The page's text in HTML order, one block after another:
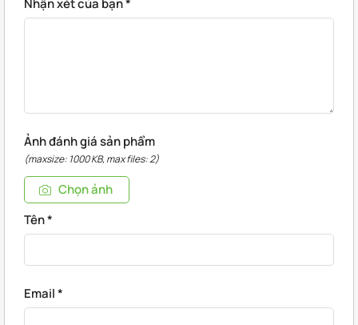
Nhận xét của bạn*
Ảnh đánh giá sản phẩm
(maxsize: 1000 KB, max files: 2)
Chọn ảnh
Tên*
Email*